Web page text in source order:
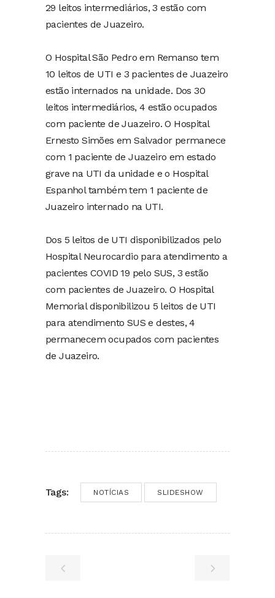
29 leitos intermediários, 3 estão com
pacientes de Juazeiro.
O Hospital São Pedro em Remanso tem
10 leitos de UTI e 3 pacientes de Juazeiro
estão internados na unidade. Dos 30
leitos intermediários, 4 estão ocupados
com paciente de Juazeiro. O Hospital
Ernesto Simões em Salvador permanece
com 1 paciente de Juazeiro em estado
grave na UTI da unidade e o Hospital
Espanhol também tem 1 paciente de
Juazeiro internado na UTI.
Dos 5 leitos de UTI disponibilizados pelo
Hospital Neurocardio para atendimento a
pacientes COVID 19 pelo SUS, 3 estão
com pacientes de Juazeiro. O Hospital
Memorial disponibilizou 5 leitos de UTI
para atendimento SUS e destes, 4
permanecem ocupados com pacientes
de Juazeiro.
Tags: NOTÍCIAS SLIDESHOW